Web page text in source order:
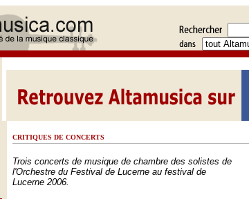
CRITIQUES DE CONCERTS
Trois concerts de musique de chambre des solistes de
l'Orchestre du Festival de Lucerne au festival de
Lucerne 2006.